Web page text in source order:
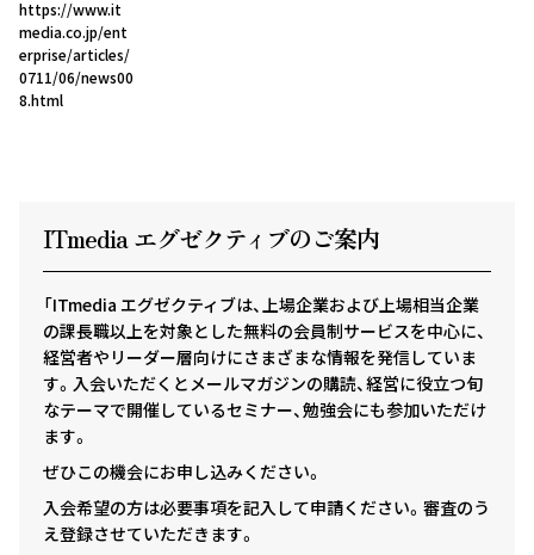
https://www.it
media.co.jp/ent
erprise/articles/
0711/06/news00
8.html
ITmedia エグゼクティ ブのご案内
「ITmedia エグゼクティブは、上場企業および上場相当企業
の課長職以上を対象とした無料の会員制サービスを中心に、
経営者やリーダー層向けにさまざまな情報を発信していま
す。入会いただくとメールマガジンの購読、経営に役立つ旬
なテーマで開催しているセミナー、勉強会にも参加いただけ
ます。
ぜひこの機会にお申し込みください。
入会希望の方は必要事項を記入して申請ください。審査のう
え登録させていただきます。